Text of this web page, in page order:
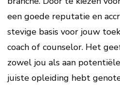
een goede reputatie en
stevige basis voor jouw
coach of counselor. Het
zowel jou als aan
juiste opleiding hebt